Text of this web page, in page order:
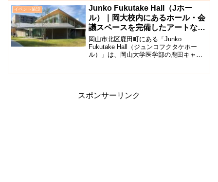
山県総合文化センター）コンサートや演
劇、美術展示などのイベン...
イベント施設
Junko Fukutake Hall（Jホー
ル）｜岡大校内にあるホール・会
議スペースを完備したアートな建
築物【岡山市鹿田町】
岡山市北区鹿田町にある「Junko
Fukutake Hall（ジュンコフクタケホー
ル）」は、岡山大学医学部の鹿田キャン
スポンサーリンク